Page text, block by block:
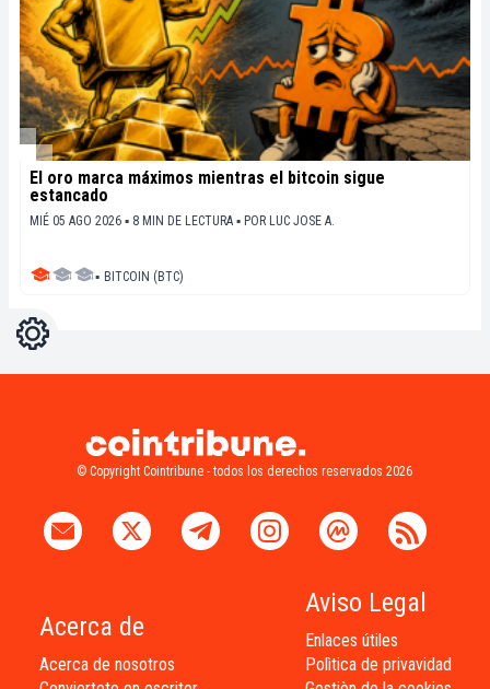
El oro marca máximos mientras el bitcoin sigue
estancado
MIÉ 05 AGO 2026 ▪ 8 MIN DE LECTURA ▪ POR LUC JOSE A.
▪ BITCOIN (BTC)
Ajustes
© Copyright Cointribune - todos los derechos reservados 2026
Acerca de
Acerca de nosotros
Aviso Legal
Enlaces útiles
Polìtica de privavidad